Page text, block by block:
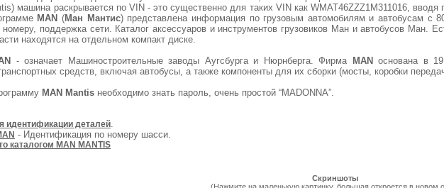
машина раскрывается по VIN - это существенно для таких VIN как WMAT46ZZZ1M311016,
MAN (Ман Мантис) представлена информация по грузовым автомобилям и автобусам с
поддержка сети. Каталог аксессуаров и инструментов грузовиков Ман и автобусов Ман.
находятся на отдельном компакт диске.
- означает Машиностроительные заводы Аугсбурга и Нюрнберга. Фирма MANоснована в
средств, включая автобусы, а также компоненты для их сборки (мосты, коробки
MAN Mantis необходимо знать пароль, очень простой “MADONNA”.
идентификации деталей
- Идентификация по номеру шасси.
каталогом MAN MANTIS
Скриншоты